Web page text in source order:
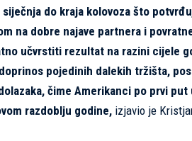
do kraja kolovoza što
na dobre najave partnera i
učvrstiti rezultat na razini cijele
pojedinih dalekih tržišta,
čime Amerikanci po prvi
razdoblju godine, izjavio je